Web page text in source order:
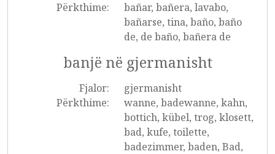
Përkthime:
bañar, bañera, lavabo,
bañarse, tina, baño, baño
de, de baño, bañera de
banjë në gjermanisht
Fjalor:
gjermanisht
Përkthime:
wanne, badewanne, kahn,
bottich, kübel, trog, klosett,
bad, kufe, toilette,
badezimmer, baden, Bad,